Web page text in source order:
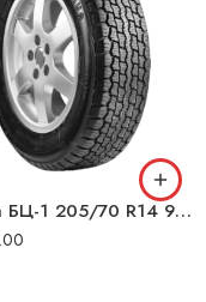
Rosava БЦ-1 205/70 R14 95T всесезонна шина